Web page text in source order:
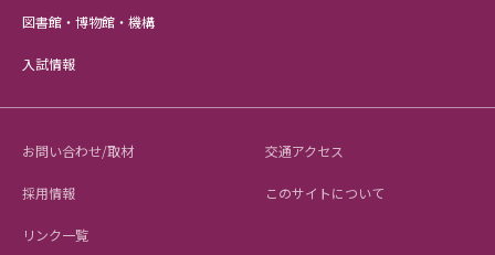
図書館・博物館・機構
入試情報
お問い合わせ/取材 交通アクセス
採用情報 このサイトについて
リンク一覧